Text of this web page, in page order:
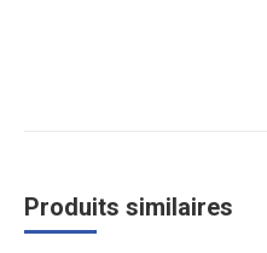
Produits similaires